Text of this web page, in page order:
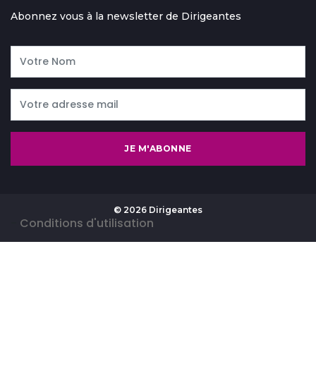
Abonnez vous à la newsletter de Dirigeantes
JE M'ABONNE
© 2026 Dirigeantes
Conditions d'utilisation